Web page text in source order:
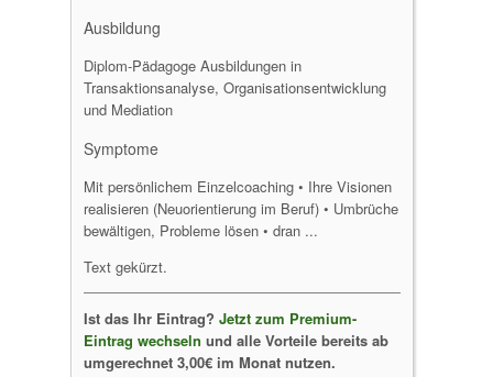
Ausbildung
Diplom-Pädagoge Ausbildungen in
Transaktionsanalyse, Organisationsentwicklung
und Mediation
Symptome
Mit persönlichem Einzelcoaching • Ihre Visionen
realisieren (Neuorientierung im Beruf) • Umbrüche
bewältigen, Probleme lösen • dran ...
Text gekürzt.
Ist das Ihr Eintrag? Jetzt zum Premium-
Eintrag wechseln und alle Vorteile bereits ab
umgerechnet 3,00€ im Monat nutzen.